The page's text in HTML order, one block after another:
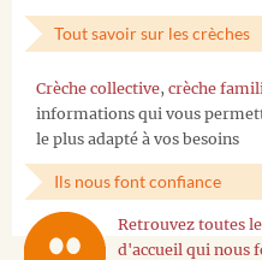
Tout savoir sur les crèches
Crèche collective, crèche
informations qui vous
le plus adapté à vos besoins
Ils nous font confiance
Retrouvez toutes
d'accueil qui nous